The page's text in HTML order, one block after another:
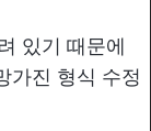
있기 때문에
가진 형식 수정